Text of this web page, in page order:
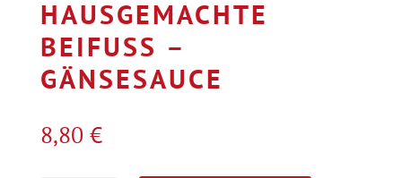
HAUSGEMACHTE
BEIFUSS –
GÄNSESAUCE
8,80 €